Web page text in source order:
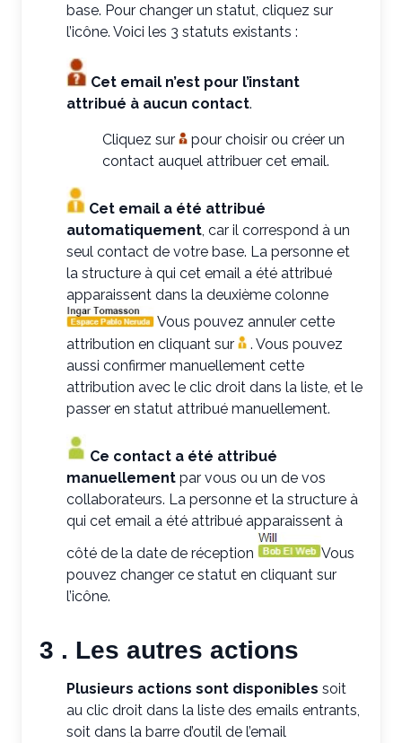
base. Pour changer un statut, cliquez sur
l’icône. Voici les 3 statuts existants :
Cet email n’est pour l’instant
attribué à aucun contact.
Cliquez sur
pour choisir ou créer un
contact auquel attribuer cet email.
Cet email a été attribué
automatiquement, car il correspond à un
seul contact de votre base. La personne et
la structure à qui cet email a été attribué
apparaissent dans la deuxième colonne
Vous pouvez annuler cette
attribution en cliquant sur
. Vous pouvez
aussi confirmer manuellement cette
attribution avec le clic droit dans la liste, et le
passer en statut attribué manuellement.
Ce contact a été attribué
manuellement par vous ou un de vos
collaborateurs. La personne et la structure à
qui cet email a été attribué apparaissent à
côté de la date de réception
Vous
pouvez changer ce statut en cliquant sur
l’icône.
3 . Les autres actions
Plusieurs actions sont disponibles soit
au clic droit dans la liste des emails entrants,
soit dans la barre d’outil de l’email